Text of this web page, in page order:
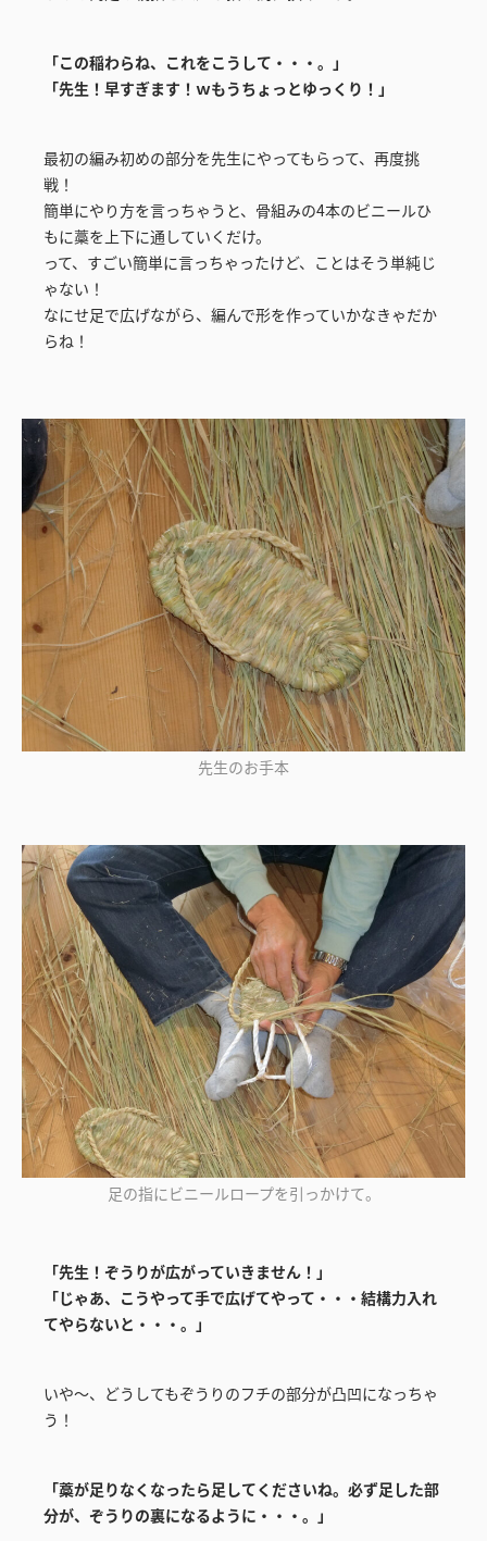
「この稲わらね、これをこうして・・・。」
「先生！早すぎます！ｗもうちょっとゆっくり！」
最初の編み初めの部分を先生にやってもらって、再度挑
戦！
簡単にやり方を言っちゃうと、骨組みの4本のビニールひ
もに藁を上下に通していくだけ。
って、すごい簡単に言っちゃったけど、ことはそう単純じ
ゃない！
なにせ足で広げながら、編んで形を作っていかなきゃだか
らね！
先生のお手本
足の指にビニールロープを引っかけて。
「先生！ぞうりが広がっていきません！」
「じゃあ、こうやって手で広げてやって・・・結構力入れ
てやらないと・・・。」
いや～、どうしてもぞうりのフチの部分が凸凹になっちゃ
う！
「藁が足りなくなったら足してくださいね。必ず足した部
分が、ぞうりの裏になるように・・・。」